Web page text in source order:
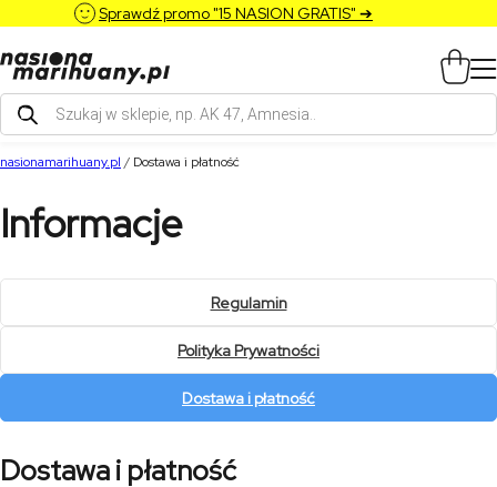
Sprawdź promo "15 NASION GRATIS" ➔
Wyszukiwarka
produktów
nasionamarihuany.pl / Dostawa i płatność
Informacje
Regulamin
Polityka Prywatności
Dostawa i płatność
Dostawa i płatność